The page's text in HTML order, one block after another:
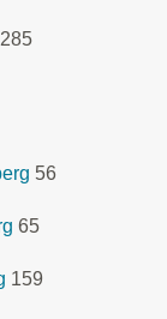
285
56
65
159